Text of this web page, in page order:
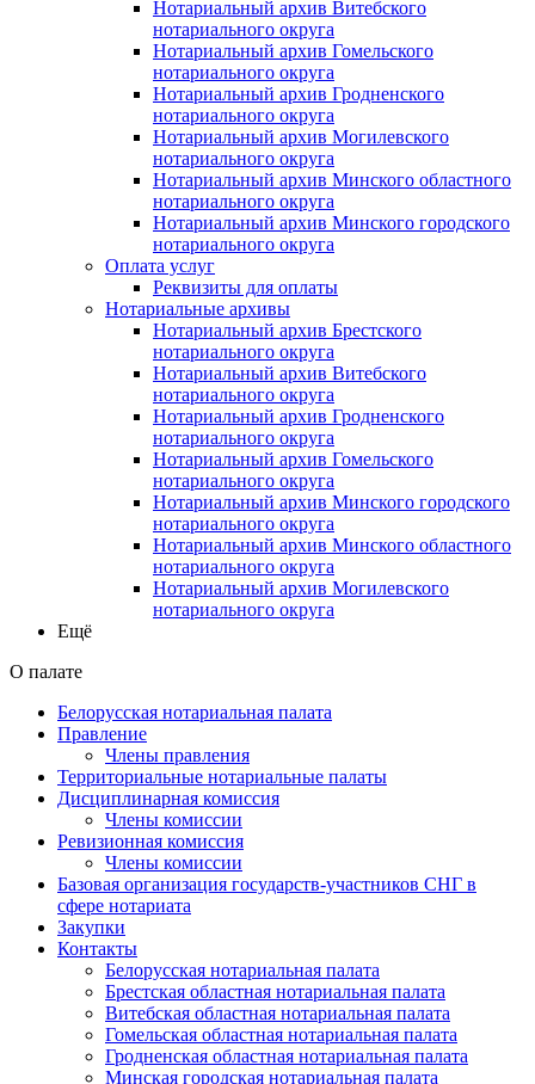
Нотариальный архив Витебского
нотариального округа
Нотариальный архив Гомельского
нотариального округа
Нотариальный архив Гродненского
нотариального округа
Нотариальный архив Могилевского
нотариального округа
Нотариальный архив Минского областного
нотариального округа
Нотариальный архив Минского городского
нотариального округа
Оплата услуг
Реквизиты для оплаты
Нотариальные архивы
Нотариальный архив Брестского
нотариального округа
Нотариальный архив Витебского
нотариального округа
Нотариальный архив Гродненского
нотариального округа
Нотариальный архив Гомельского
нотариального округа
Нотариальный архив Минского городского
нотариального округа
Нотариальный архив Минского областного
нотариального округа
Нотариальный архив Могилевского
нотариального округа
Ещё
О палате
Белорусская нотариальная палата
Правление
Члены правления
Территориальные нотариальные палаты
Дисциплинарная комиссия
Члены комиссии
Ревизионная комиссия
Члены комиссии
Базовая организация государств-участников СНГ в
сфере нотариата
Закупки
Контакты
Белорусская нотариальная палата
Брестская областная нотариальная палата
Витебская областная нотариальная палата
Гомельская областная нотариальная палата
Гродненская областная нотариальная палата
Минская городская нотариальная палата